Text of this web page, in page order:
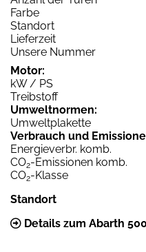
Farbe
Standort
Lieferzeit
Unsere Nummer
Motor:
kW / PS
Treibstoff
Umweltnormen:
Umweltplakette
Verbrauch und
Energieverbr. komb.
CO2-Emissionen komb.
CO2-Klasse
Standort
Details zum Abarth